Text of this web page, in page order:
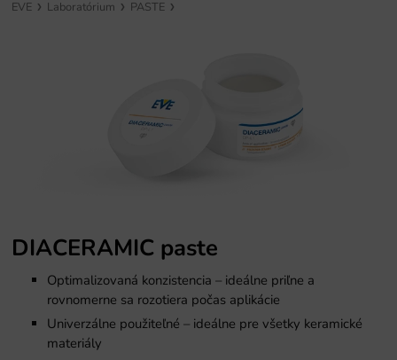
EVE Laboratórium PASTE
DIACERAMIC paste
Optimalizovaná konzistencia – ideálne priľne a
rovnomerne sa rozotiera počas aplikácie
Univerzálne použiteľné – ideálne pre všetky keramické
materiály